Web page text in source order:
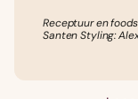
Receptuur en
Santen Styling: